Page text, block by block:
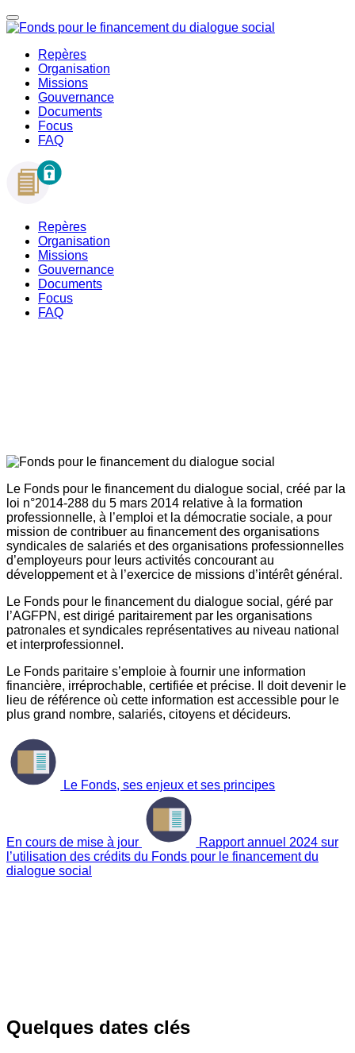
Repères
Organisation
Missions
Gouvernance
Documents
Focus
FAQ
Repères
Organisation
Missions
Gouvernance
Documents
Focus
FAQ
Le Fonds pour le financement du dialogue social, créé par la
loi n°2014-288 du 5 mars 2014 relative à la formation
professionnelle, à l’emploi et la démocratie sociale, a pour
mission de contribuer au financement des organisations
syndicales de salariés et des organisations professionnelles
d’employeurs pour leurs activités concourant au
développement et à l’exercice de missions d’intérêt général.
Le Fonds pour le financement du dialogue social, géré par
l’AGFPN, est dirigé paritairement par les organisations
patronales et syndicales représentatives au niveau national
et interprofessionnel.
Le Fonds paritaire s’emploie à fournir une information
financière, irréprochable, certifiée et précise. Il doit devenir le
lieu de référence où cette information est accessible pour le
plus grand nombre, salariés, citoyens et décideurs.
Le Fonds, ses enjeux et ses principes
En cours de mise à jour
Rapport annuel 2024 sur
l’utilisation des crédits du Fonds pour le financement du
dialogue social
Quelques dates clés